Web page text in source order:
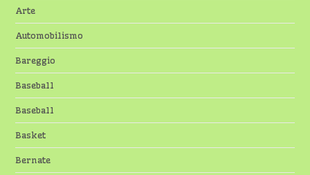
Arte
Automobilismo
Bareggio
Baseball
Baseball
Basket
Bernate